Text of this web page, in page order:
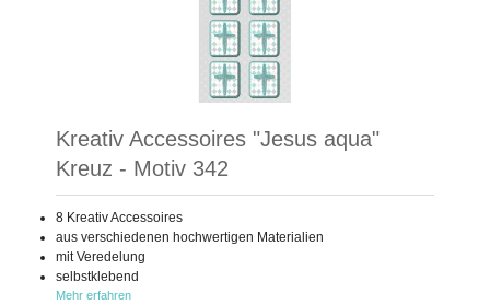
Kreativ Accessoires "Jesus aqua"
Kreuz - Motiv 342
8 Kreativ Accessoires
aus verschiedenen hochwertigen Materialien
mit Veredelung
selbstklebend
Mehr erfahren